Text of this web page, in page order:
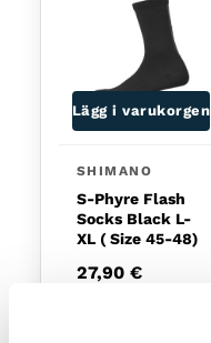
Lägg i varukorgen
SHIMANO
S-Phyre Flash
Socks Black L-
XL ( Size 45-48)
27,90 €